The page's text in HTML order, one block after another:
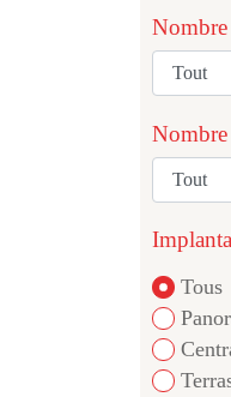
Nombre
Nombre
Tous